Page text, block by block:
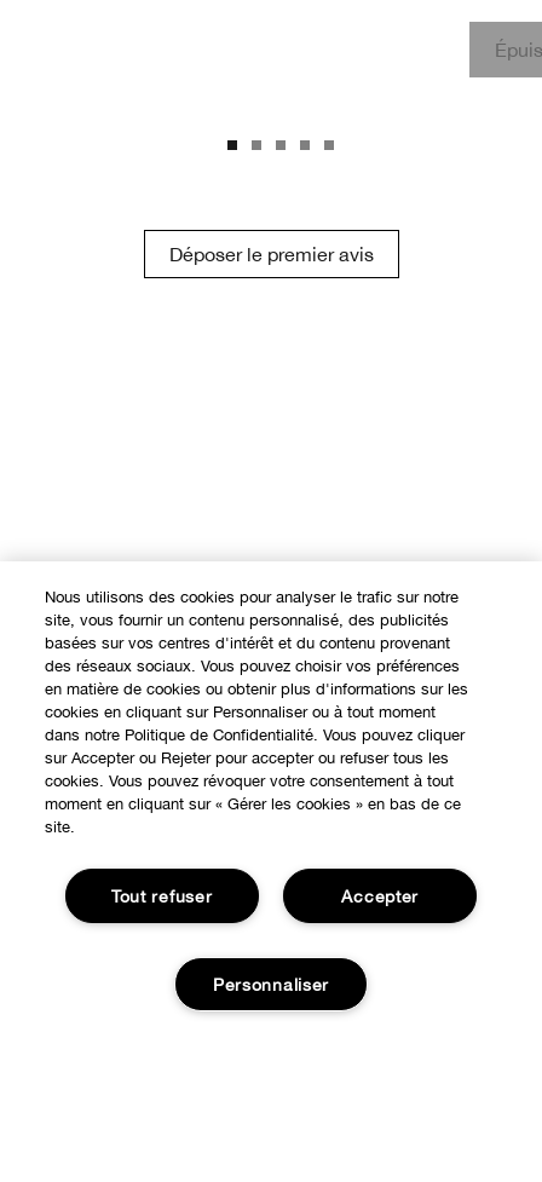
Déposer le premier avis
EXPÉRIENCE EN LIGNE
Nous utilisons des cookies pour analyser le trafic sur notre
site, vous fournir un contenu personnalisé, des publicités
basées sur vos centres d'intérêt et du contenu provenant
des réseaux sociaux. Vous pouvez choisir vos préférences
en matière de cookies ou obtenir plus d'informations sur les
cookies en cliquant sur Personnaliser ou à tout moment
dans notre Politique de Confidentialité. Vous pouvez cliquer
sur Accepter ou Rejeter pour accepter ou refuser tous les
cookies. Vous pouvez révoquer votre consentement à tout
moment en cliquant sur « Gérer les cookies » en bas de ce
site.
Accepter
Tout refuser
Personnaliser